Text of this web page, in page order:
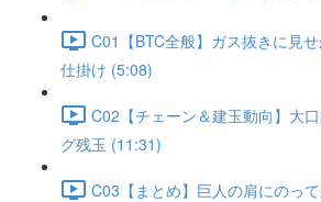
C01【BTC全般】ガス抜きに見
仕掛け (5:08)
C02【チェーン＆建玉動向】大
グ残玉 (11:31)
C03【まとめ】巨人の肩にのっ